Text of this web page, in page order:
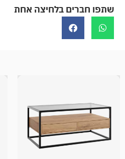
שתפו חברים בלחיצה אחת